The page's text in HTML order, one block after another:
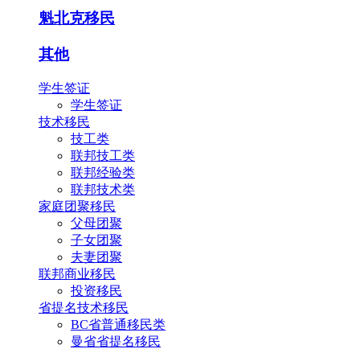
魁北克移民
其他
学生签证
学生签证
技术移民
技工类
联邦技工类
联邦经验类
联邦技术类
家庭团聚移民
父母团聚
子女团聚
夫妻团聚
联邦商业移民
投资移民
省提名技术移民
BC省普通移民类
曼省省提名移民